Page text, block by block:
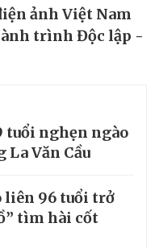
ảnh Việt Nam
trình Độc lập -
tuổi nghẹn ngào
Văn Cầu
liên 96 tuổi trở
tìm hài cốt